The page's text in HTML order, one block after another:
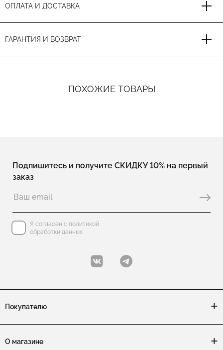
ОПЛАТА И ДОСТАВКА
ГАРАНТИЯ И ВОЗВРАТ
ПОХОЖИЕ ТОВАРЫ
Подпишитесь и получите СКИДКУ 10% на первый
заказ
Я согласен с политикой
обработки данных
Покупателю
О магазине